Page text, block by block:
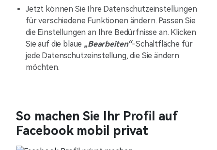
Jetzt können Sie Ihre Datenschutzeinstellungen
für verschiedene Funktionen ändern. Passen Sie
die Einstellungen an Ihre Bedürfnisse an. Klicken
Sie auf die blaue „Bearbeiten“-Schaltfläche für
jede Datenschutzeinstellung, die Sie ändern
möchten.
So machen Sie Ihr Profil auf
Facebook mobil privat